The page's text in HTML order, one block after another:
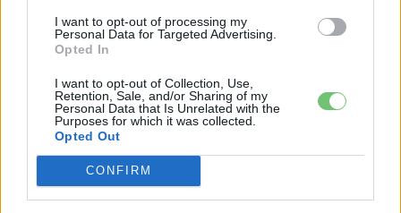
I want to opt-out of processing my
Personal Data for Targeted Advertising.
Opted In
I want to opt-out of Collection, Use,
Retention, Sale, and/or Sharing of my
Personal Data that Is Unrelated with the
Purposes for which it was collected.
Opted Out
CONFIRM
Elektromos
5% lehet a hiba az elektromos autók
akkumulátor-kijelzőjén
Elektromos
A Leapmotor átlépte a 100 ezres
álomhatárt, és lekörözte a Changant
9 perc töltés, 450 kilométer hatótáv –
ezzel indulhat harcba a Xpeng új